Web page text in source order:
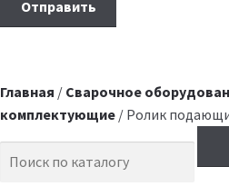
Главная / Сварочное
комплектующие / Ролик
Search for: